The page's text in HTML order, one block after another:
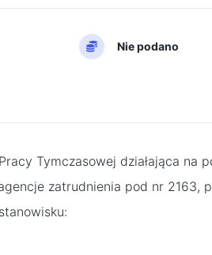
Nie podano
Tymczasowej działająca na
zatrudnienia pod nr 2163,